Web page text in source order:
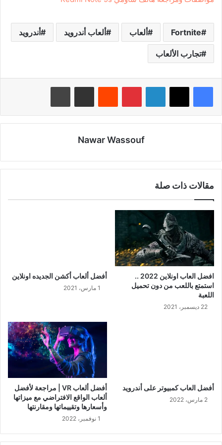
Fortnite ألعاب ألعاب أندرويد أندرويد
تجارب الألعاب
لينكدإن بينتيريست
Nawar Wassouf
مقالات ذات صلة
افضل العاب اونلاين 2022 ..
استمتع باللعب من دون تحميل
اللعبة
22 ديسمبر، 2021
أفضل ألعاب أكشن الجديده اونلاين
1 مارس، 2021
أفضل العاب كمبيوتر على أندرويد
2 مارس، 2022
أفضل ألعاب VR | مراجعة لأفضل
ألعاب الواقع الافتراضي مع ميزاتها
وأسعارها وتقييماتها ومقارنتها
1 نوفمبر، 2022